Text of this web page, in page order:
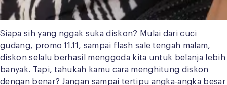
Siapa sih yang nggak suka diskon? Mulai dari cuci
gudang, promo 11.11, sampai flash sale tengah malam,
diskon selalu berhasil menggoda kita untuk belanja lebih
banyak. Tapi, tahukah kamu cara menghitung diskon
dengan benar? Jangan sampai tertipu angka-angka besar